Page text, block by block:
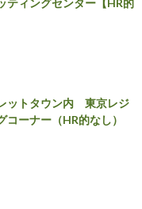
ットタウン内 東京レジ
ーナー（HR的なし）